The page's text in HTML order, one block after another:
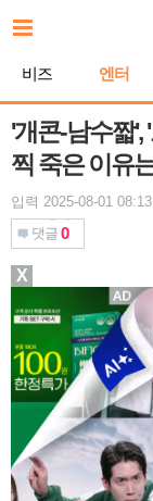
문
비즈 엔터
'개콘-남수짧
찍 죽은 이유
입력 2025-08-01
댓글 0
X